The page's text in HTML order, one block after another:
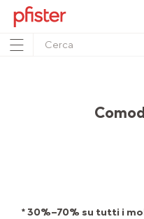
* 30%–70% su tutti i